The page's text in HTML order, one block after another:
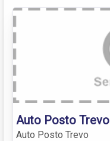
Auto Posto Trevo
Auto Posto Trevo